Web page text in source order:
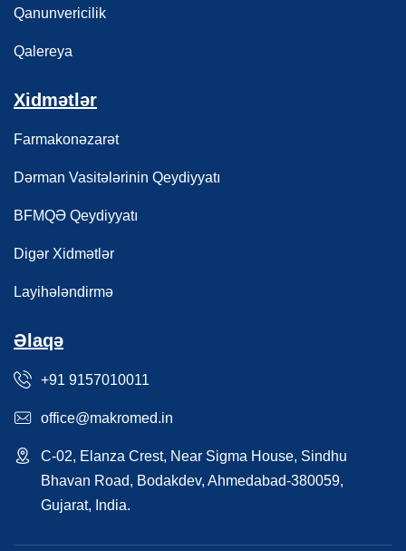
Qanunvericilik
Qalereya
Xidmətlər
Farmakonəzarət
Dərman Vasitələrinin Qeydiyyatı
BFMQƏ Qeydiyyatı
Digər Xidmətlər
Layihələndirmə
Əlaqə
+91 9157010011
office@makromed.in
C-02, Elanza Crest, Near Sigma House, Sindhu
Bhavan Road, Bodakdev, Ahmedabad-380059,
Gujarat, India.